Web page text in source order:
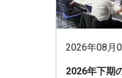
2026年08月
2026年下期